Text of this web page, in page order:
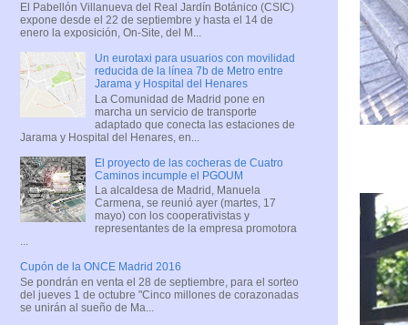
El Pabellón Villanueva del Real Jardín Botánico (CSIC)
expone desde el 22 de septiembre y hasta el 14 de
enero la exposición, On-Site, del M...
Un eurotaxi para usuarios con movilidad
reducida de la línea 7b de Metro entre
Jarama y Hospital del Henares
La Comunidad de Madrid pone en
marcha un servicio de transporte
adaptado que conecta las estaciones de
Jarama y Hospital del Henares, en...
El proyecto de las cocheras de Cuatro
Caminos incumple el PGOUM
La alcaldesa de Madrid, Manuela
Carmena, se reunió ayer (martes, 17
mayo) con los cooperativistas y
representantes de la empresa promotora
...
Cupón de la ONCE Madrid 2016
Se pondrán en venta el 28 de septiembre, para el sorteo
del jueves 1 de octubre "Cinco millones de corazonadas
se unirán al sueño de Ma...